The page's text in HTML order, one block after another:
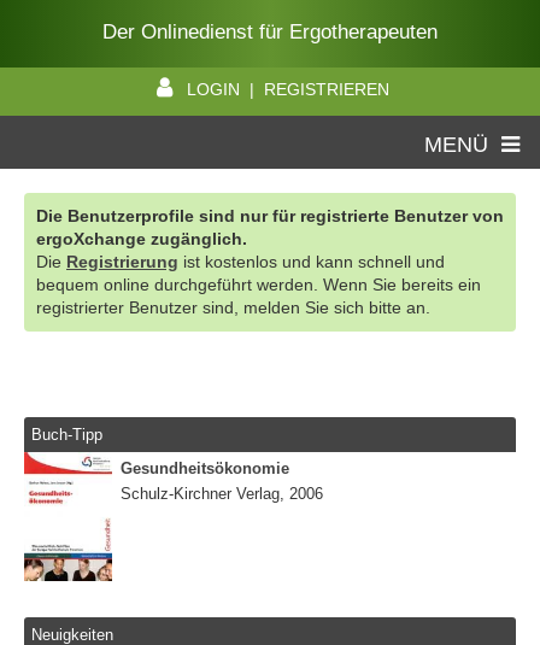
Der Onlinedienst für Ergotherapeuten
LOGIN | REGISTRIEREN
MENÜ
Die Benutzerprofile sind nur für registrierte Benutzer von
ergoXchange zugänglich.
Die Registrierung ist kostenlos und kann schnell und
bequem online durchgeführt werden. Wenn Sie bereits ein
registrierter Benutzer sind, melden Sie sich bitte an.
Buch-Tipp
Gesundheitsökonomie
Schulz-Kirchner Verlag, 2006
Neuigkeiten